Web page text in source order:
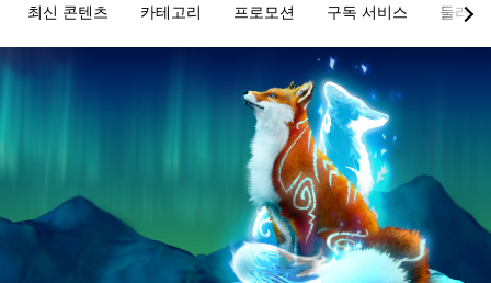
최신 콘텐츠 카테고리 프로모션 구독 서비스 둘러보